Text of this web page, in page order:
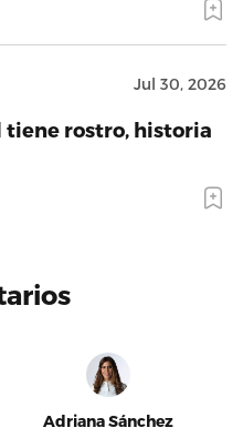
Jul 30, 2026
rostro, historia
Adriana Sánchez